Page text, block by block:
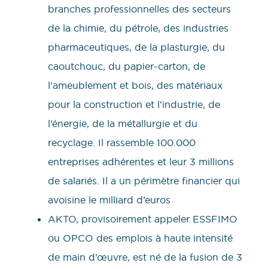
branches professionnelles des secteurs
de la chimie, du pétrole, des industries
pharmaceutiques, de la plasturgie, du
caoutchouc, du papier-carton, de
l’ameublement et bois, des matériaux
pour la construction et l’industrie, de
l’énergie, de la métallurgie et du
recyclage. Il rassemble 100.000
entreprises adhérentes et leur 3 millions
de salariés. Il a un périmètre financier qui
avoisine le milliard d’euros
AKTO, provisoirement appeler ESSFIMO
ou OPCO des emplois à haute intensité
de main d’œuvre, est né de la fusion de 3